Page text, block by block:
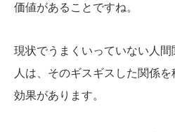
価値があることですね。
現状でうまくいっていない人
人は、そのギスギスした関係
効果があります。